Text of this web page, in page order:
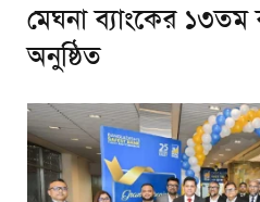
মেঘনা ব্যাংকের ১৩তম
অনুষ্ঠিত